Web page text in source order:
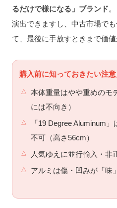
るだけで様になる」ブランド
演出できますし、中古市場で
て、最後に手放すときまで価値
購入前に知っておきたい注
本体重量はやや重めのモ
には不向き）
「19 Degree Aluminum
不可（高さ56cm）
人気ゆえに並行輸入・非
アルミは傷・凹みが「味